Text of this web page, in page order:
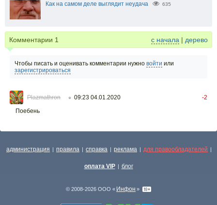
Как на самом деле выглядит неудача 635
Комментарии 1 с начала | дерево
Чтобы писать и оценивать комментарии нужно войти или
зарегистрироваться
Plazmathron ○ 09:23 04.01.2020
-2
Поебень
администрация | правила | справка | реклама | для правообладателей |
оплата VIP | блог
© 2008-2026 ООО « Инфон »